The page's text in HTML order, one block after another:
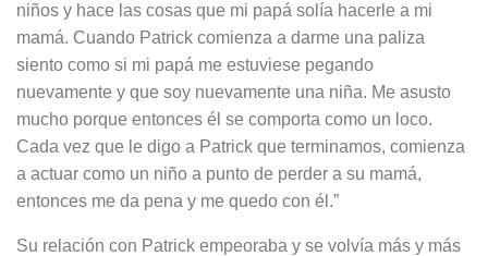
niños y hace las cosas que mi papá solía hacerle a mi
mamá. Cuando Patrick comienza a darme una paliza
siento como si mi papá me estuviese pegando
nuevamente y que soy nuevamente una niña. Me asusto
mucho porque entonces él se comporta como un loco.
Cada vez que le digo a Patrick que terminamos, comienza
a actuar como un niño a punto de perder a su mamá,
entonces me da pena y me quedo con él.”
Su relación con Patrick empeoraba y se volvía más y más